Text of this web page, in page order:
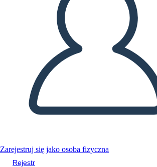
Zarejestruj się jako osoba fizyczna
Rejestr
PRZECZYTAJ MI